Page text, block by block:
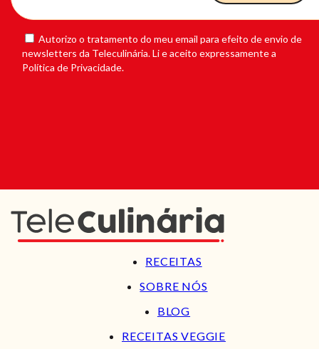
Autorizo o tratamento do meu email para efeito de envio de
newsletters da Teleculinária. Li e aceito expressamente a
Política de Privacidade.
RECEITAS
SOBRE NÓS
BLOG
RECEITAS VEGGIE